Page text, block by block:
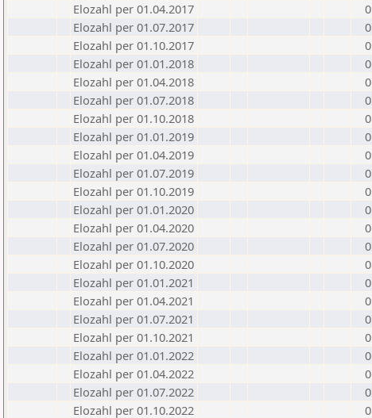
Elozahl per 01.04.2017
0
Elozahl per 01.07.2017
0
Elozahl per 01.10.2017
0
Elozahl per 01.01.2018
0
Elozahl per 01.04.2018
0
Elozahl per 01.07.2018
0
Elozahl per 01.10.2018
0
Elozahl per 01.01.2019
0
Elozahl per 01.04.2019
0
Elozahl per 01.07.2019
0
Elozahl per 01.10.2019
0
Elozahl per 01.01.2020
0
Elozahl per 01.04.2020
0
Elozahl per 01.07.2020
0
Elozahl per 01.10.2020
0
Elozahl per 01.01.2021
0
Elozahl per 01.04.2021
0
Elozahl per 01.07.2021
0
Elozahl per 01.10.2021
0
Elozahl per 01.01.2022
0
Elozahl per 01.04.2022
0
Elozahl per 01.07.2022
0
Elozahl per 01.10.2022
0